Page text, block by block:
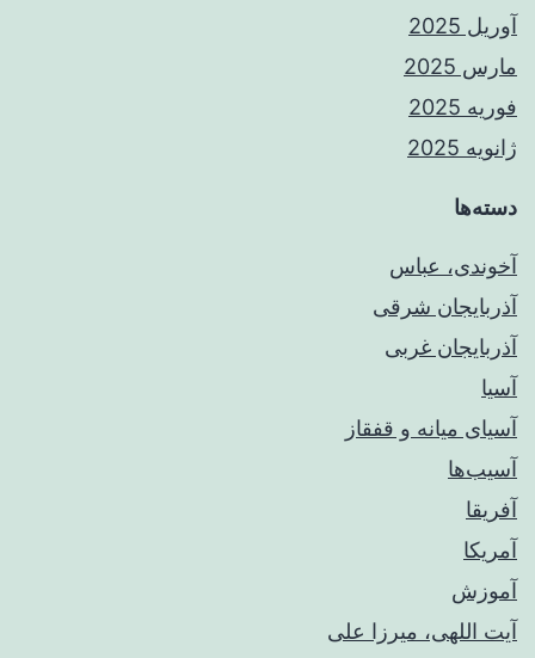
آوریل 2025
مارس 2025
فوریه 2025
ژانویه 2025
دسته‌ها
آخوندی، عباس
آذربایجان شرقی
آذربایجان غربی
آسیا
آسیای میانه و قفقاز
آسیب‌ها
آفریقا
آمریکا
آموزش
آیت اللهی، میرزا علی